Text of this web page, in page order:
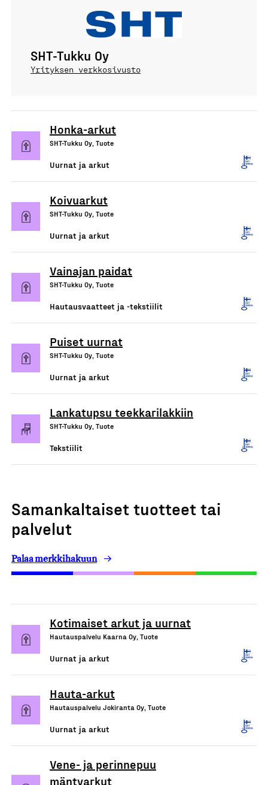
SHT-Tukku Oy
Yrityksen verkkosivusto
Honka-arkut
SHT-Tukku Oy, Tuote
Uurnat ja arkut
Koivuarkut
SHT-Tukku Oy, Tuote
Uurnat ja arkut
Vainajan paidat
SHT-Tukku Oy, Tuote
Hautausvaatteet ja -tekstiilit
Puiset uurnat
SHT-Tukku Oy, Tuote
Uurnat ja arkut
Lankatupsu teekkarilakkiin
SHT-Tukku Oy, Tuote
Tekstiilit
Samankaltaiset tuotteet tai
palvelut
Palaa merkkihakuun
Kotimaiset arkut ja uurnat
Hautauspalvelu Kaarna Oy, Tuote
Uurnat ja arkut
Hauta-arkut
Hautauspalvelu Jokiranta Oy, Tuote
Uurnat ja arkut
Vene- ja perinnepuu
mäntyarkut